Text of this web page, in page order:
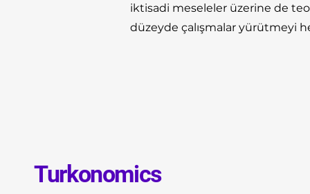
iktisadi meseleler üzerine de
düzeyde çalışmalar yürütmeyi
Turkonomics